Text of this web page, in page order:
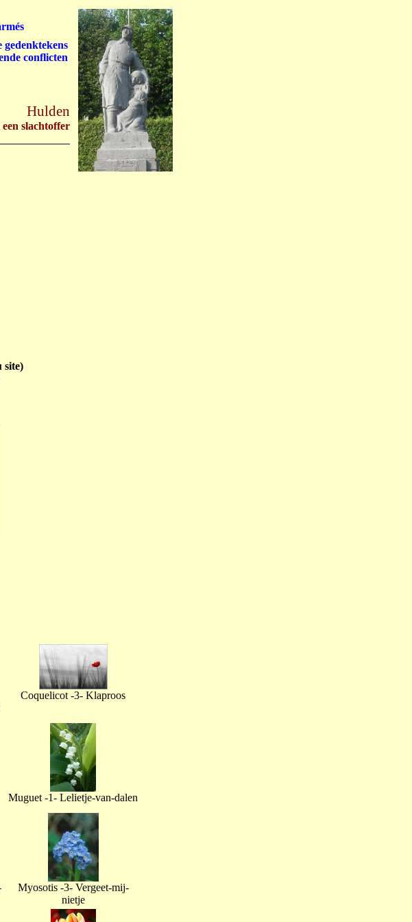
site)
Coquelicot -3- Klaproos
Muguet -1- Lelietje-van-dalen
Myosotis -3- Vergeet-mij-
nietje
Hulden
slachtoffer
gedenktekens
conflicten